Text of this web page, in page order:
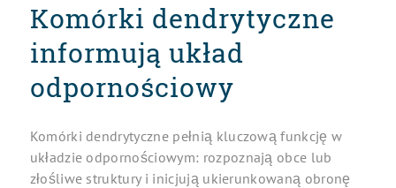
Komórki dendrytyczne
informują układ
odpornościowy
Komórki dendrytyczne pełnią kluczową funkcję w
układzie odpornościowym: rozpoznają obce lub
złośliwe struktury i inicjują ukierunkowaną obronę